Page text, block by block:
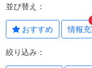
並び替え：
おすすめ 情報
絞り込み：